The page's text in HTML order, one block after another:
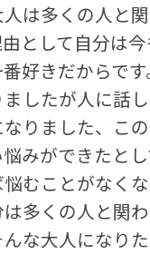
は多くの人と
として自分は
好きだからで
したが人に話
りました、こ
みができたと
むことがなく
多くの人と関
な大人になり